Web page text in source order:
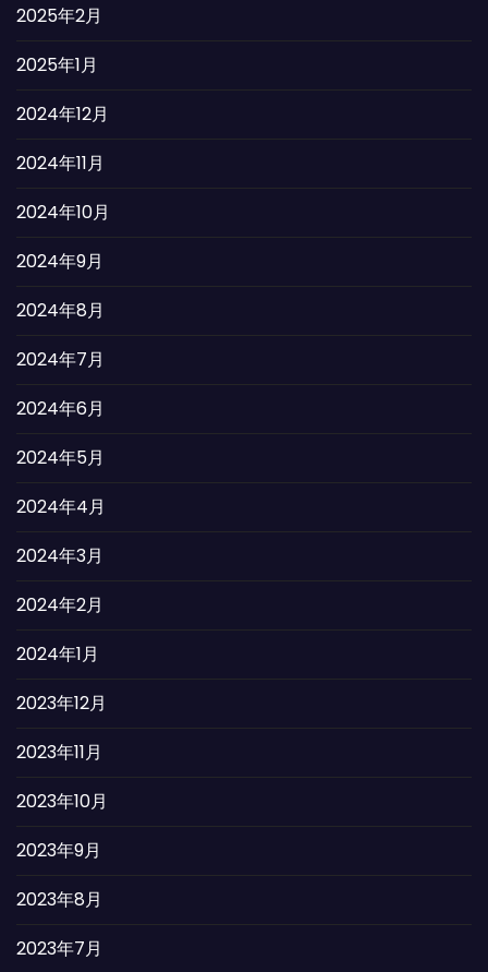
2025年2月
2025年1月
2024年12月
2024年11月
2024年10月
2024年9月
2024年8月
2024年7月
2024年6月
2024年5月
2024年4月
2024年3月
2024年2月
2024年1月
2023年12月
2023年11月
2023年10月
2023年9月
2023年8月
2023年7月